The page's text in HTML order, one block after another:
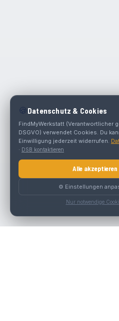
🍪 Datenschutz & Cookies
FindMyWerkstatt (Verantwortlicher
DSGVO) verwendet Cookies. Du
Einwilligung jederzeit widerrufen.
· DSB kontaktieren
Alle akzeptieren
⚙️ Einstellungen
Nur notwendige